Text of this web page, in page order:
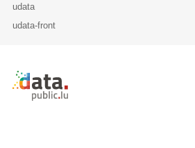
udata
udata-front
Retour à l'accueil de data.public.lu